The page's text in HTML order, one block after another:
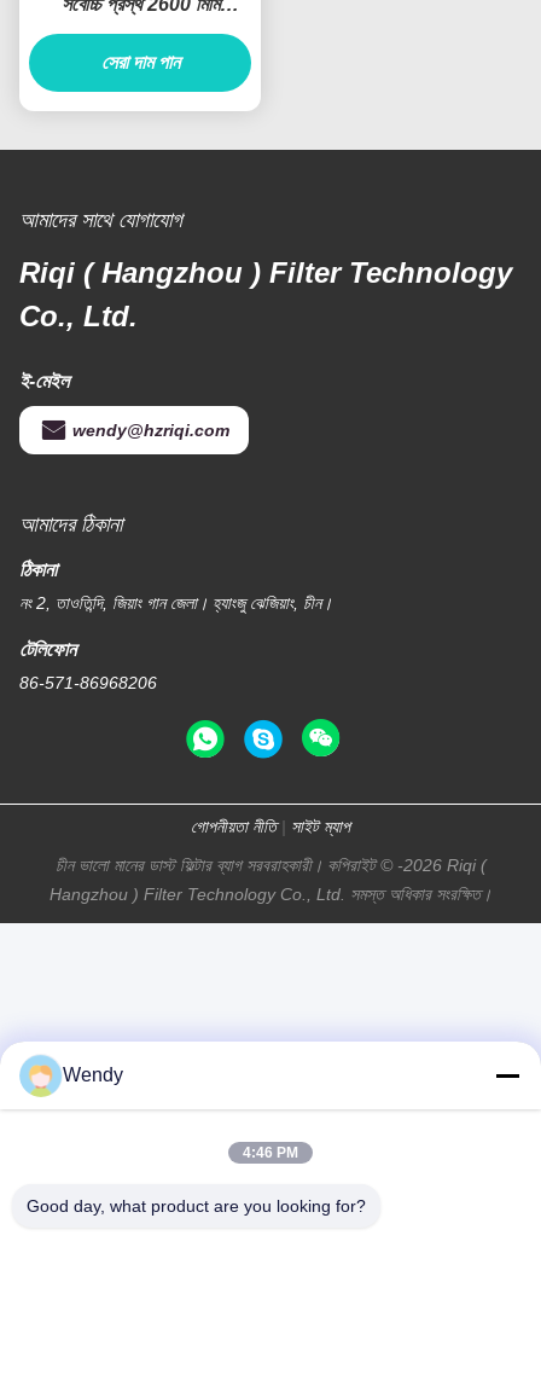
শিল্প পলিয়েস্টার অ্যারামিড এয়ার
ফিল্টার
সিমেন্ট প্ল্যান্টের জন্য উচ্চ টেম্প
সর্বোচ্চ প্রস্থ 2600 মিমি
হেক্সাগোনাল হোল
Co., Ltd.
ই-মেইল
wendy@hzriqi.com
Wendy
4:46 PM
Good day, what product are you looking for?